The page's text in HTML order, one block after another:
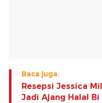
Baca juga:
Resepsi Jessica
Jadi Ajang Halal Bi